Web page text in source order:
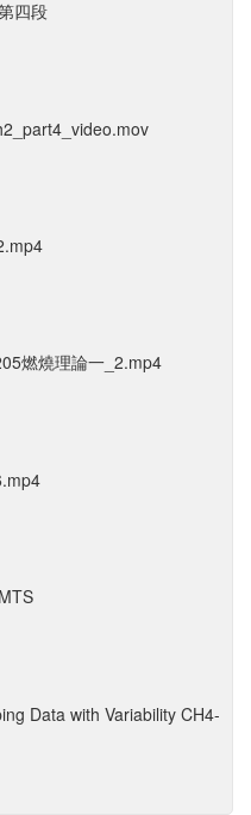
四段
燃燒理論一_2.mp4
Data with Variability CH4-